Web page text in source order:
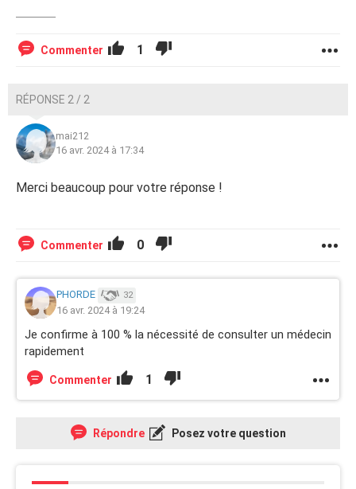
Commenter 1
RÉPONSE 2 / 2
mai212
16 avr. 2024 à 17:34
Merci beaucoup pour votre réponse !
Commenter 0
PHORDE 32
16 avr. 2024 à 19:24
Je confirme à 100 % la nécessité de consulter un médecin
rapidement
Commenter 1
Répondre Posez votre question